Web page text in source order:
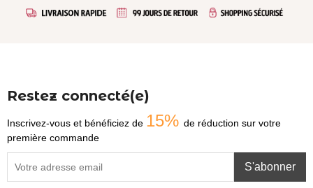
Restez connecté(e)
Inscrivez-vous et bénéficiez de 15% de réduction sur votre
première commande
S'abonner